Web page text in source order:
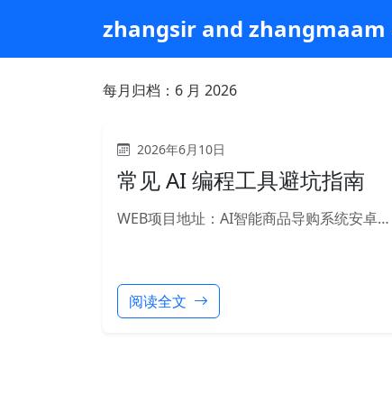
主
zhangsir and zhangmaam
每月归档： 6 月 2026
2026年6月10日
常见 AI 编程工具避坑指南
WEB项目地址：AI智能商品导购系统安卓…
阅读全文